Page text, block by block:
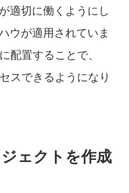
適切に働くようにし
ウが適用されていま
配置することで、
スできるようになり
ェクトを作成